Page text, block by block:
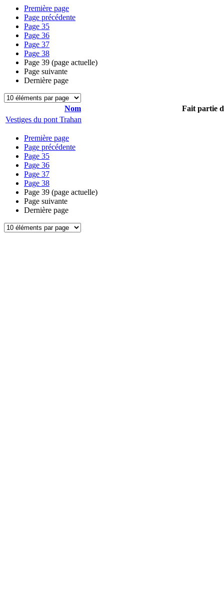
Première page
Page précédente
Page 35
Page 36
Page 37
Page 38
Page 39 (page actuelle)
Page suivante
Dernière page
Nom
Fait partie
Vestiges du pont Trahan
Première page
Page précédente
Page 35
Page 36
Page 37
Page 38
Page 39 (page actuelle)
Page suivante
Dernière page